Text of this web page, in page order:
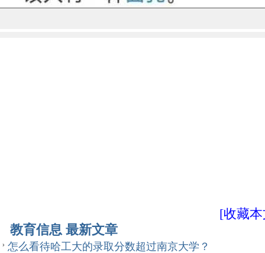
[收藏
教育信息 最新文章
怎么看待哈工大的录取分数超过南京大学？